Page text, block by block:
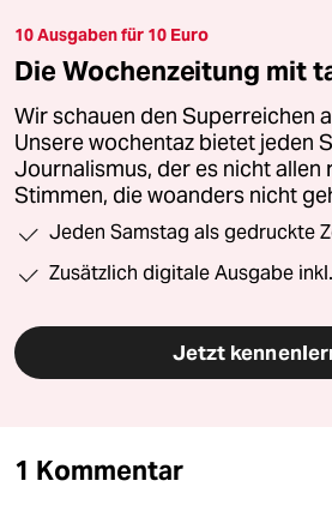
10 Ausgaben für 10 Euro
Die Wochenzeitung mit
Wir schauen den Superreichen
Unsere wochentaz bietet jeden
Journalismus, der es nicht allen
Stimmen, die woanders nicht
Jeden Samstag als gedruckte
Zusätzlich digitale Ausgabe
Jetzt
1 Kommentar